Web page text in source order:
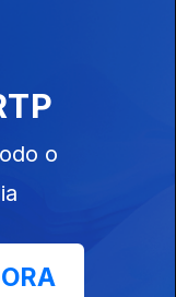
e...
Ep. 5
Bumba na
Fofinha e
Capicua
o